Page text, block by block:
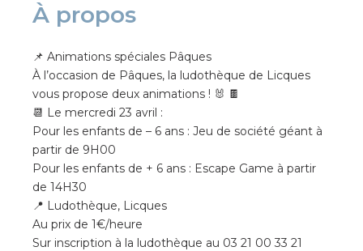
À propos
📌 Animations spéciales Pâques
À l’occasion de Pâques, la ludothèque de Licques
vous propose deux animations ! 🐰 🍫
📆 Le mercredi 23 avril :
Pour les enfants de – 6 ans : Jeu de société géant à
partir de 9H00
Pour les enfants de + 6 ans : Escape Game à partir
de 14H30
📍 Ludothèque, Licques
Au prix de 1€/heure
Sur inscription à la ludothèque au 03 21 00 33 21